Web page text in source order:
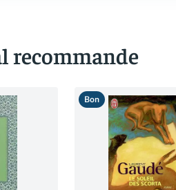
recommande
Bon